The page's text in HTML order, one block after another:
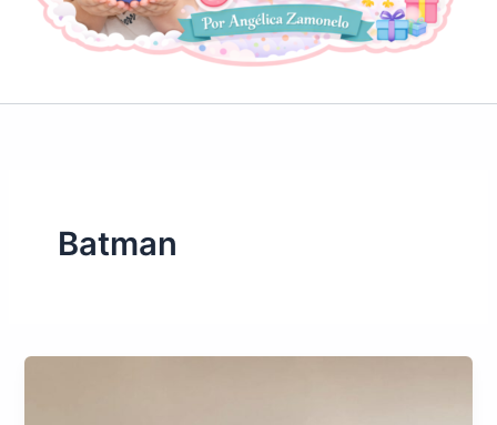
Batman